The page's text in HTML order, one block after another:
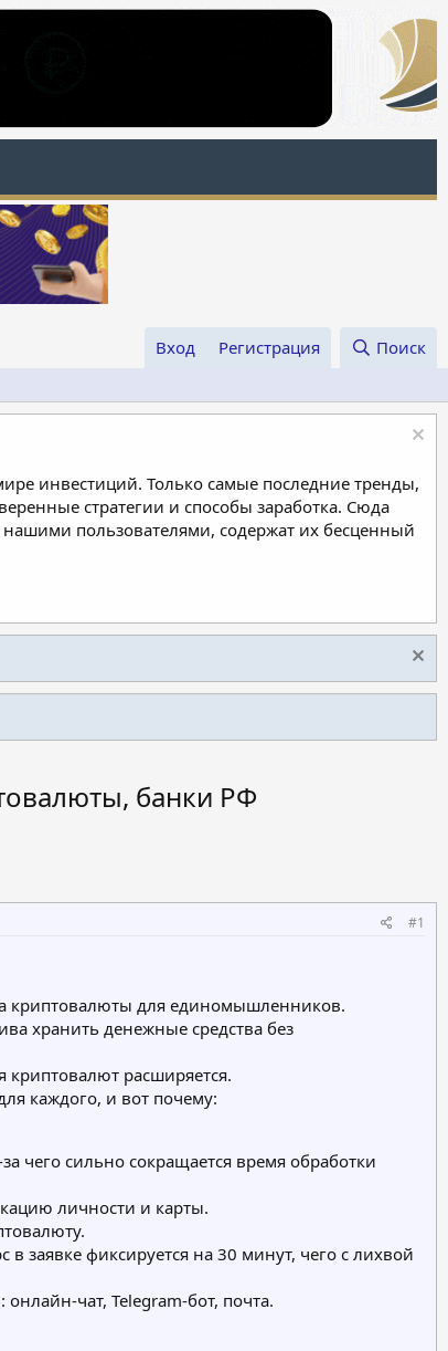
Вход Регистрация Поиск
инвестиций. Только самые последние тренды,
стратегии и способы заработка. Сюда
пользователями, содержат их бесценный
банки РФ
#1
криптовалюты для единомышленников.
хранить денежные средства без
расширяется.
каждого, и вот почему:
чего сильно сокращается время обработки
личности и карты.
заявке фиксируется на 30 минут, чего с лихвой
чат, Telegram-бот, почта.